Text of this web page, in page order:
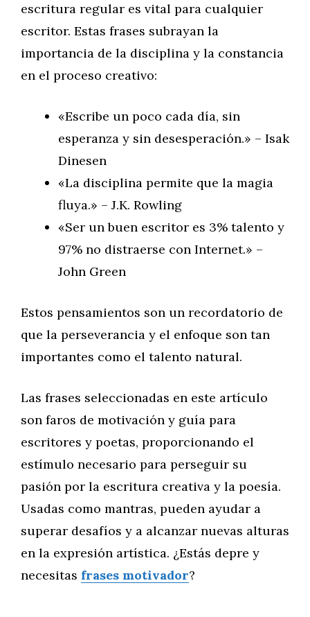
escritura regular es vital para cualquier
escritor. Estas frases subrayan la
importancia de la disciplina y la constancia
en el proceso creativo:
«Escribe un poco cada día, sin
esperanza y sin desesperación.» – Isak
Dinesen
«La disciplina permite que la magia
fluya.» – J.K. Rowling
«Ser un buen escritor es 3% talento y
97% no distraerse con Internet.» –
John Green
Estos pensamientos son un recordatorio de
que la perseverancia y el enfoque son tan
importantes como el talento natural.
Las frases seleccionadas en este artículo
son faros de motivación y guía para
escritores y poetas, proporcionando el
estímulo necesario para perseguir su
pasión por la escritura creativa y la poesía.
Usadas como mantras, pueden ayudar a
superar desafíos y a alcanzar nuevas alturas
en la expresión artística. ¿Estás depre y
necesitas frases motivador?